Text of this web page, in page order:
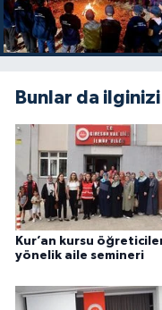
Bunlar da
Kur’an kursu
yönelik aile semineri
Niğde
Ordu Müftülüğü
Osmaniye
Rize Müftülüğü
Sakarya